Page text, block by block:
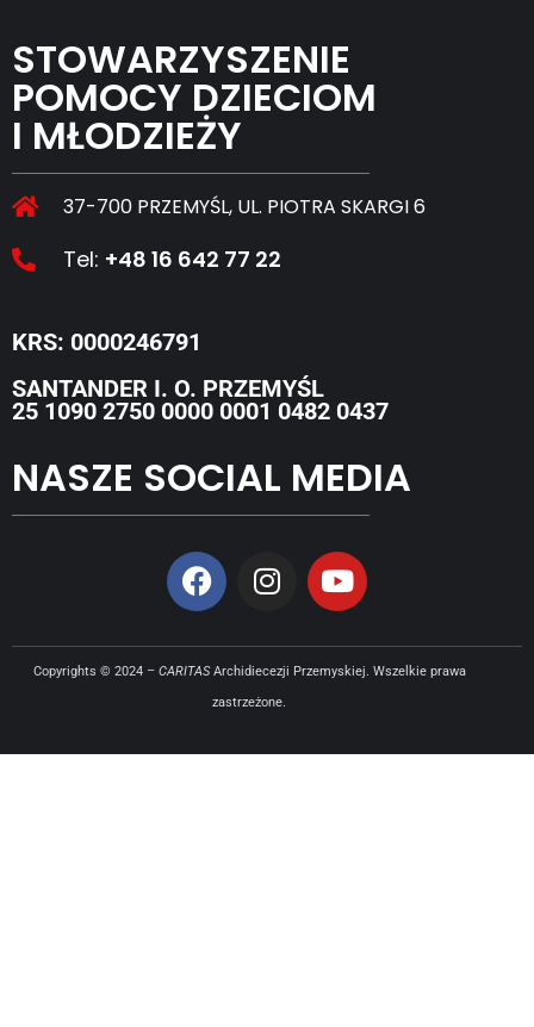
STOWARZYSZENIE
POMOCY DZIECIOM
I MŁODZIEŻY
37-700 PRZEMYŚL, UL. PIOTRA SKARGI 6
Tel: +48 16 642 77 22
KRS: 0000246791
SANTANDER I. O. PRZEMYŚL
25 1090 2750 0000 0001 0482 0437
NASZE SOCIAL MEDIA
Copyrights © 2024 – CARITASArchidiecezji Przemyskiej. Wszelkie prawa
zastrzeżone.